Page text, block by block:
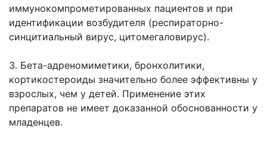
иммунокомпрометированных пациентов и при
идентификации возбудителя (респираторно-
синцитиальный вирус, цитомегаловирус).
3. Бета-адреномиметики, бронхолитики,
кортикостероиды значительно более эффективны у
взрослых, чем у детей. Применение этих
препаратов не имеет доказанной обоснованности у
младенцев.